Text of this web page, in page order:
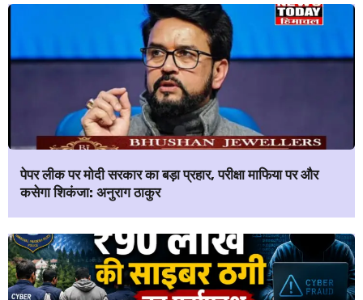
पेपर लीक पर मोदी सरकार का बड़ा प्रहार, परीक्षा माफिया पर और
कसेगा शिकंजा: अनुराग ठाकुर